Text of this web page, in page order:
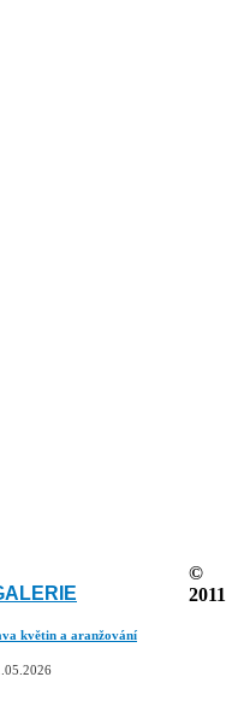
květin a aranžování
©
2011